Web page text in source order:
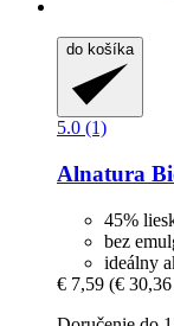
do košíka
5.0 (1)
Alnatura
45%
bez
ideálny
€ 7,59 (€